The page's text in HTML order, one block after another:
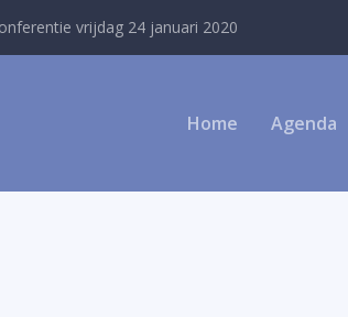
vrijdag 24 januari 2020
Home Agenda